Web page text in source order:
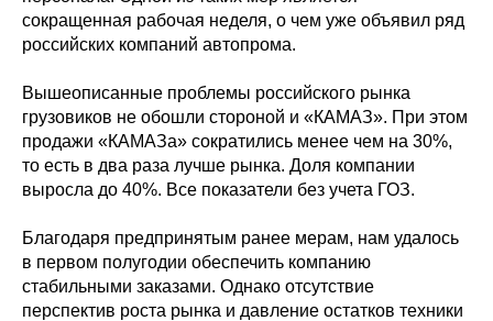
сокращенная рабочая неделя, о чем уже объявил ряд
российских компаний автопрома.
Вышеописанные проблемы российского рынка
грузовиков не обошли стороной и «КАМАЗ». При этом
продажи «КАМАЗа» сократились менее чем на 30%,
то есть в два раза лучше рынка. Доля компании
выросла до 40%. Все показатели без учета ГОЗ.
Благодаря предпринятым ранее мерам, нам удалось
в первом полугодии обеспечить компанию
стабильными заказами. Однако отсутствие
перспектив роста рынка и давление остатков техники